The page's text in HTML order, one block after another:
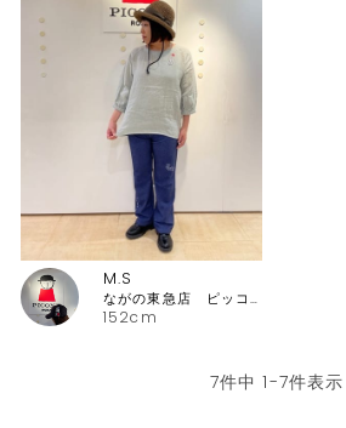
152cm
M.S
ながの東急店 ピッコーネ・ピッコーネクラブ
7件中 1-7件表示